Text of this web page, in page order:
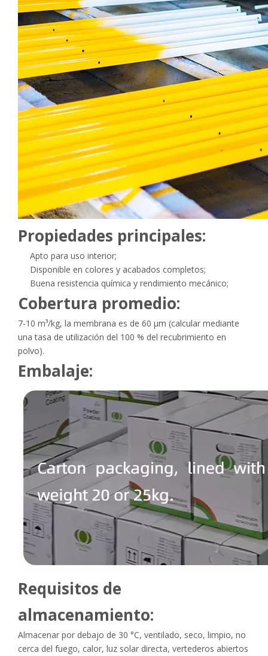
Propiedades principales:
Apto para uso interior;
Disponible en colores y acabados completos;
Buena resistencia química y rendimiento mecánico;
Cobertura promedio:
7-10 m³/kg, la membrana es de 60 μm (calcular mediante
una tasa de utilización del 100 % del recubrimiento en
polvo).
Embalaje:
Requisitos de
almacenamiento:
Almacenar por debajo de 30 °C, ventilado, seco, limpio, no
cerca del fuego, calor, luz solar directa, vertederos abiertos